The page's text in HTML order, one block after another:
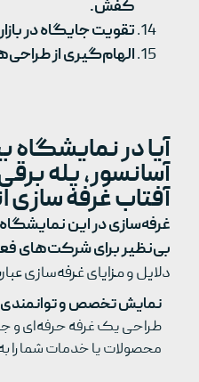
کفش.
تقویت جایگاه در
الهام‌گیری از
آیا در نمایشگاه
آسانسور، پله
آفتاب غرفه
غرفه‌سازی در این
بی‌نظیر برای شرکت‌های
دلایل و مزایای غرفه‌سازی
نمایش تخصص و
طراحی یک غرفه حرفه‌ای
محصولات یا خدمات شما را